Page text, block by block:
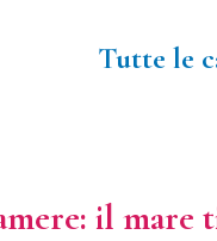
Tutte le
il mare